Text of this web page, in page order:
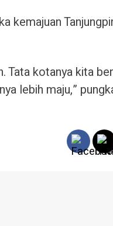
kemajuan
Tata kotanya kita
lebih maju,”